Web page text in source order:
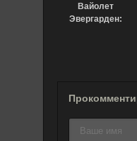
Вайолет
Эвергарден: